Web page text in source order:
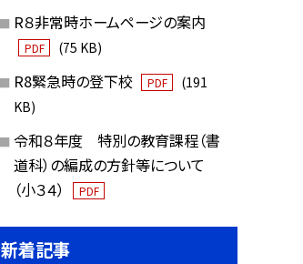
R８非常時ホームページの案内
PDF (75 KB)
R8緊急時の登下校 PDF
(191
KB)
令和８年度 特別の教育課程（書
道科）の編成の方針等について
（小３４）
PDF
新着記事